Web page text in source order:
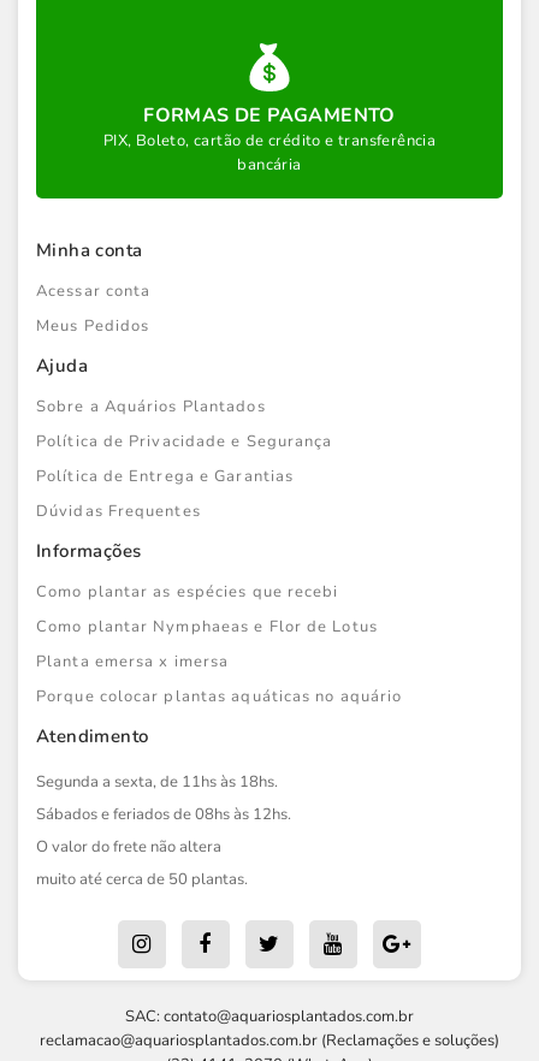
FORMAS DE PAGAMENTO
PIX, Boleto, cartão de crédito e transferência
bancária
Minha conta
Acessar conta
Meus Pedidos
Ajuda
Sobre a Aquários Plantados
Política de Privacidade e Segurança
Política de Entrega e Garantias
Dúvidas Frequentes
Informações
Como plantar as espécies que recebi
Como plantar Nymphaeas e Flor de Lotus
Planta emersa x imersa
Porque colocar plantas aquáticas no aquário
Atendimento
Segunda a sexta, de 11hs às 18hs.
Sábados e feriados de 08hs às 12hs.
O valor do frete não altera
muito até cerca de 50 plantas.
SAC: contato@aquariosplantados.com.br
reclamacao@aquariosplantados.com.br (Reclamações e soluções)